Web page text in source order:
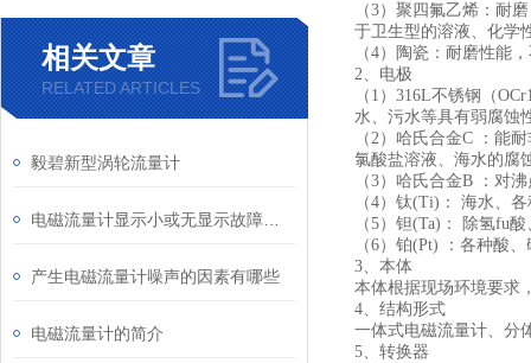
相关文章
RELATED ARTICLES
毅碧新型涡轮流量计
产生电磁流量计噪声的因素有哪些
电磁流量计的简介
（3）聚四氟乙烯：耐
于卫生型的溶液、化学
（4）陶瓷：耐磨性能
2、电极
（1）316L不锈钢（
水、污水等具有弱腐蚀
（2）哈氏合金C ：能
氯酸盐溶液、海水的腐
（3）哈氏合金B ：对
（4）钛(Ti)： 海水、
（5）钽(Ta)： 除氢fu
（6）铂(Pt) ：各种酸
3、本体
本体根据现场环境要求
4、结构形式
一体式电磁流量计、分
5、转换器